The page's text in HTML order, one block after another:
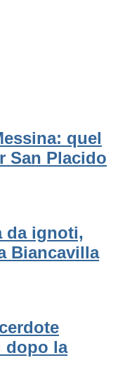
quel
San Placido
da ignoti,
Biancavilla
dopo la